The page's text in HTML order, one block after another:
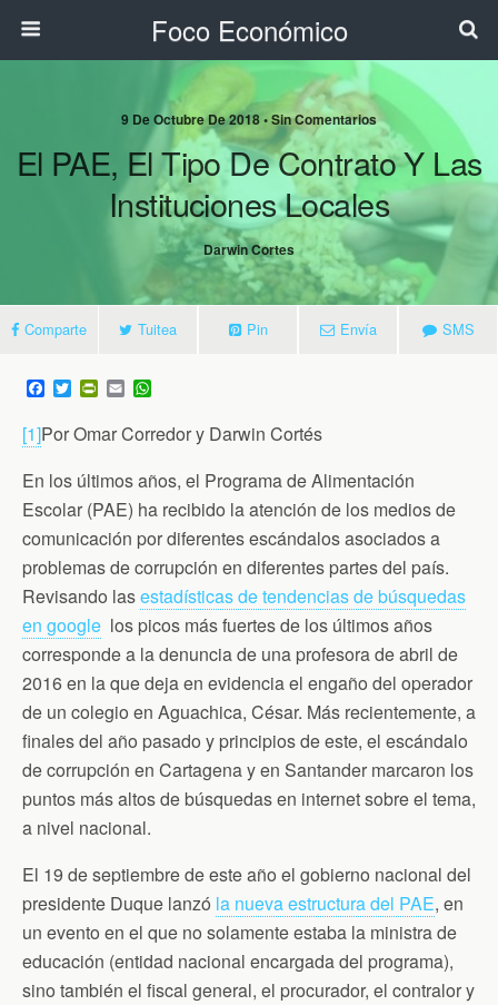
Foco Económico
9 De Octubre De 2018 • Sin Comentarios
El PAE, El Tipo De Contrato Y Las
Instituciones Locales
Darwin Cortes
Comparte Tuitea Pin Envía SMS
F
a
c
e
o
o
k
T
w
i
t
e
P
n
F
r
i
e
n
d
y
E
m
a
i
a
t
A
p
p
[1]Por Omar Corredor y Darwin Cortés
En los últimos años, el Programa de Alimentación
Escolar (PAE) ha recibido la atención de los medios de
comunicación por diferentes escándalos asociados a
problemas de corrupción en diferentes partes del país.
Revisando lasestadísticas de tendencias de búsquedas
en google los picos más fuertes de los últimos años
corresponde a la denuncia de una profesora de abril de
2016 en la que deja en evidencia el engaño del operador
de un colegio en Aguachica, César. Más recientemente, a
finales del año pasado y principios de este, el escándalo
de corrupción en Cartagena y en Santander marcaron los
puntos más altos de búsquedas en internet sobre el tema,
a nivel nacional.
El 19 de septiembre de este año el gobierno nacional del
presidente Duque lanzó la nueva estructura del PAE, en
un evento en el que no solamente estaba la ministra de
educación (entidad nacional encargada del programa),
sino también el fiscal general, el procurador, el contralor y